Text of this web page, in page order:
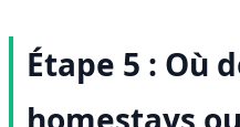
Étape 5 : Où